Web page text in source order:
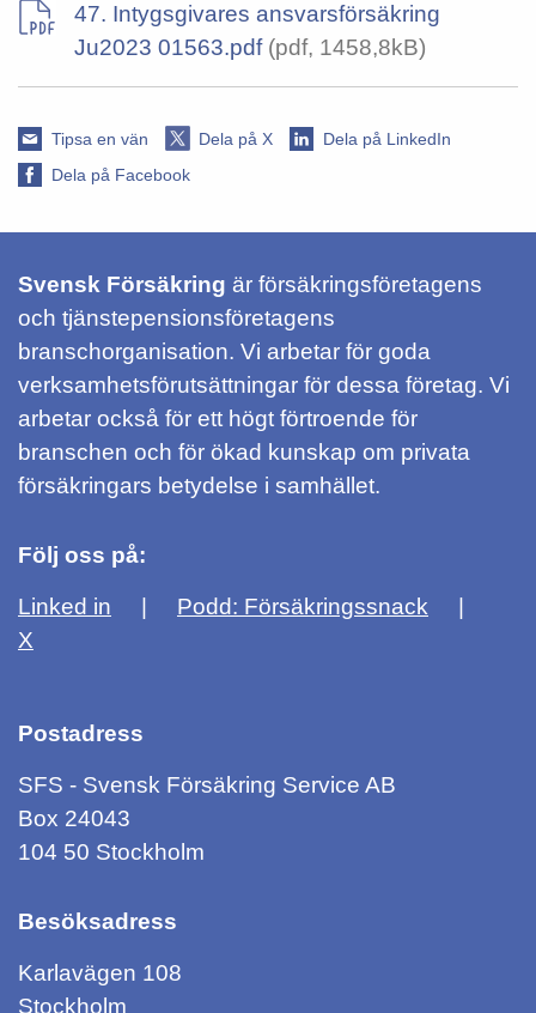
47. Intygsgivares ansvarsförsäkring
Ju2023 01563.pdf(pdf, 1458,8kB)
Tipsa en vän Dela på X
Dela på LinkedIn
Dela på Facebook
Svensk Försäkring är försäkringsföretagens
och tjänstepensionsföretagens
branschorganisation. Vi arbetar för goda
verksamhetsförutsättningar för dessa företag. Vi
arbetar också för ett högt förtroende för
branschen och för ökad kunskap om privata
försäkringars betydelse i samhället.
Följ oss på:
Linked in
Podd: Försäkringssnack
X
Postadress
SFS - Svensk Försäkring Service AB
Box 24043
104 50 Stockholm
Besöksadress
Karlavägen 108
Stockholm